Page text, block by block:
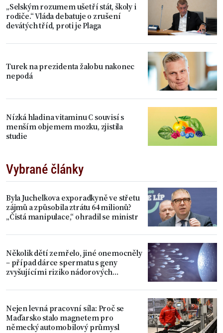
„Selským rozumem ušetří stát, školy i
rodiče.“ Vláda debatuje o zrušení
devátých tříd, proti je Plaga
Turek na prezidenta žalobu nakonec
nepodá
Nízká hladina vitaminu C souvisí s
menším objemem mozku, zjistila
studie
Vybrané články
Byla Juchelkova exporadkyně ve střetu
zájmů a způsobila ztrátu 64 milionů?
„Čistá manipulace,“ ohradil se ministr
Několik dětí zemřelo, jiné onemocněly
– případ dárce spermatu s geny
zvyšujícími riziko nádorových
Nejen levná pracovní síla: Proč se
Maďarsko stalo magnetem pro
německý automobilový průmysl